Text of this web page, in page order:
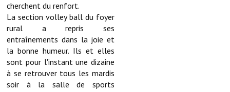
Les foulées fressinoises
ACCÈS RAPIDE
Démarches administratives
Projets et travaux en cours
cherchent du renfort.
La section volley ball du foyer
rural a repris ses
entraînements dans la joie et
la bonne humeur. Ils et elles
sont pour l'instant une dizaine
à se retrouver tous les mardis
soir à la salle de sports